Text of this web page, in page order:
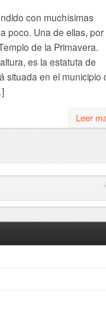
con muchísimas
poco. Una de ellas, por
de la Primavera.
es la estatuta de
situada en el municipio
Leer